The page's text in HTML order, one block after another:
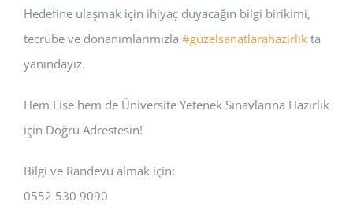
Hedefine ulaşmak için ihiyaç duyacağın bilgi birikimi,
tecrübe ve donanımlarımızla #güzelsanatlarahazirlik ta
yanındayız.
Hem Lise hem de Üniversite Yetenek Sınavlarına Hazırlık
için Doğru Adrestesin!
Bilgi ve Randevu almak için:
0552 530 9090